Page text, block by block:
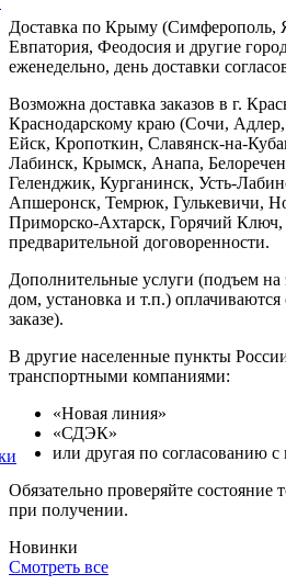
Доставка по Крыму (Симферополь,
Евпатория, Феодосия и другие
еженедельно, день доставки
Возможна доставка заказов в г.
Краснодарскому краю (Сочи,
Ейск, Кропоткин, Славянск-на-
Лабинск, Крымск, Анапа,
Геленджик, Курганинск, Усть-
Апшеронск, Темрюк, Гулькевичи,
Приморско-Ахтарск, Горячий
предварительной договоренности.
Дополнительные услуги (подъем на
дом, установка и т.п.)
заказе).
В другие населенные пункты
транспортными компаниями:
«Новая линия»
«СДЭК»
или другая по согласованию
Обязательно проверяйте состояние
при получении.
Новинки
Смотреть все